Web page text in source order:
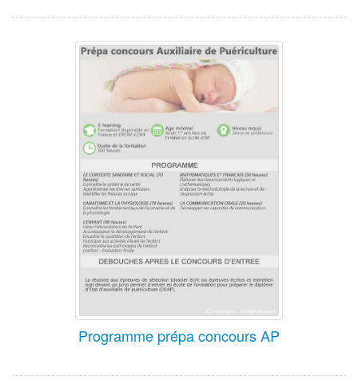
Programme prépa concours AP